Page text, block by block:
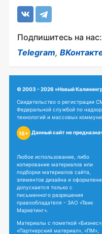
Подпишитесь на нас:
Telegram,
© 2003 - 2026 «Новый
Свидетельство о
Федеральной службой по
технологий и массовых
18+ Данный сайт не
Любое использование, либо
копирование материалов или
подборки материалов сайта,
элементов дизайна и
допускается только с
письменного разрешения
правообладателя - ЗАО «Твик
Маркетинг».
Материалы с пометкой «Бизнес»,
«Партнерский материал», «ПМ»,